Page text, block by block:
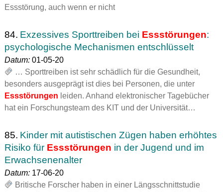
Essstörung, auch wenn er nicht
84. Exzessives Sporttreiben bei Essstörungen:
psychologische Mechanismen entschlüsselt
Datum:01-05-20
… Sporttreiben ist sehr schädlich für die Gesundheit,
besonders ausgeprägt ist dies bei Personen, die unter
Essstörungen leiden. Anhand elektronischer Tagebücher
hat ein Forschungsteam des KIT und der Universität…
85. Kinder mit autistischen Zügen haben erhöhtes
Risiko für Essstörungen in der Jugend und im
Erwachsenenalter
Datum:17-06-20
Britische Forscher haben in einer Längsschnittstudie